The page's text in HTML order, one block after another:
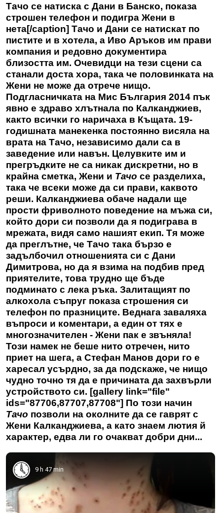
Тачо се натиска с Дани в Банско, показа
строшен телефон и подигра Жени в
нета[/caption] Тачо и Дани се натискат по
пистите и в хотела, а Иво Аръков им прави
компания и редовно документира
близостта им. Очевидци на тези сцени са
станали доста хора, така че половинката на
Жени не може да отрече нищо.
Подгласничката на Мис България 2014 пък
явно е здраво хлътнала по Калканджиев,
както всички го наричаха в Къщата. 19-
годишната манекенка постоянно висяла на
врата на Тачо, независимо дали са в
заведение или навън. Целувките им и
прегръдките не са никак дискретни, но в
крайна сметка, Жени и Тачо се разделиха,
така че всеки може да си прави, каквото
реши. Калканджиева обаче надали ще
прости фриволното поведение на мъжа си,
който дори си позволи да я подиграва в
мрежата, видя само нашият екип. Тя може
да преглътне, че Тачо така бързо е
задълбочил отношенията си с Дани
Димитрова, но да я взима на подбив пред
приятелите, това трудно ще бъде
подминато с лека ръка. Залитащият по
алкохола съпруг показа строшения си
телефон по празниците. Веднага заваляха
въпроси и коментари, а един от тях е
многозначителен - Жени пак е звъняла!
Този намек не беше нито отречен, нито
приет на шега, а Стефан Манов дори го е
харесал усърдно, за да подскаже, че нищо
чудно точно тя да е причината да захвърли
устройството си. [gallery link="file"
ids="87706,87707,87708"] По този начин
Тачо позволи на околните да се гаврят с
Жени Калканджиева, а като знаем лютия й
характер, едва ли го очакват добри дни...
9 h 47 min